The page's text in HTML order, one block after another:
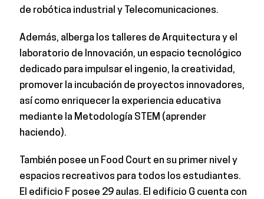
de robótica industrial y Telecomunicaciones.
Además, alberga los talleres de Arquitectura y el
laboratorio de Innovación, un espacio tecnológico
dedicado para impulsar el ingenio, la creatividad,
promover la incubación de proyectos innovadores,
así como enriquecer la experiencia educativa
mediante la Metodología STEM (aprender
haciendo).
También posee un Food Court en su primer nivel y
espacios recreativos para todos los estudiantes.
El edificio F posee 29 aulas. El edificio G cuenta con